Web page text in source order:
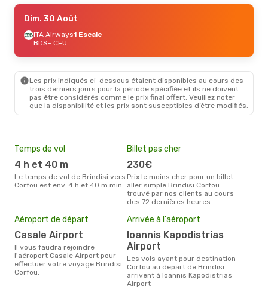
Dim. 30 Août
ITA Airways1 Escale
BDS- CFU
Les prix indiqués ci-dessous étaient disponibles au cours des
trois derniers jours pour la période spécifiée et ils ne doivent
pas être considérés comme le prix final offert. Veuillez noter
que la disponibilité et les prix sont susceptibles d’être modifiés.
Temps de vol
4 h et 40 m
Le temps de vol de Brindisi vers
Corfou est env. 4 h et 40 m min.
Billet pas cher
230€
Prix le moins cher pour un billet
aller simple Brindisi Corfou
trouvé par nos clients au cours
des 72 dernières heures
Aéroport de départ
Casale Airport
Il vous faudra rejoindre
l'aéroport Casale Airport pour
effectuer votre voyage Brindisi
Corfou.
Arrivée à l'aéroport
Airport
Les vols ayant pour destination
Corfou au depart de Brindisi
arrivent à Ioannis Kapodistrias
Airport